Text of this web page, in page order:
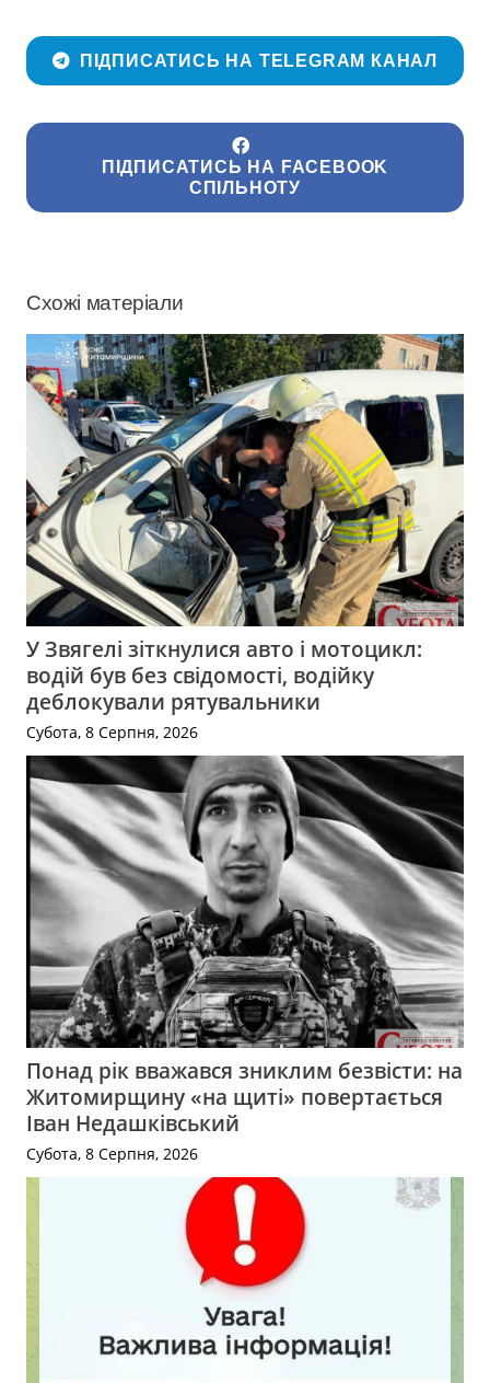
ПІДПИСАТИСЬ НА TELEGRAM КАНАЛ
ПІДПИСАТИСЬ НА FACEBOOK
СПІЛЬНОТУ
Схожі матеріали
У Звягелі зіткнулися авто і мотоцикл:
водій був без свідомості, водійку
деблокували рятувальники
Субота, 8 Серпня, 2026
Понад рік вважався зниклим безвісти: на
Житомирщину «на щиті» повертається
Іван Недашківський
Субота, 8 Серпня, 2026